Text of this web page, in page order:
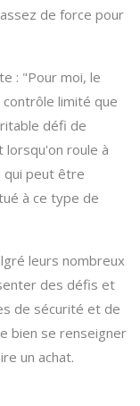
de force pour
: "Pour moi, le
limité que
défi de
roule à
qui peut être
à ce type de
leurs nombreux
des défis et
de sécurité et de
bien se renseigner
un achat.